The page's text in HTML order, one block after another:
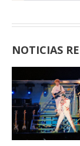
NOTICIAS